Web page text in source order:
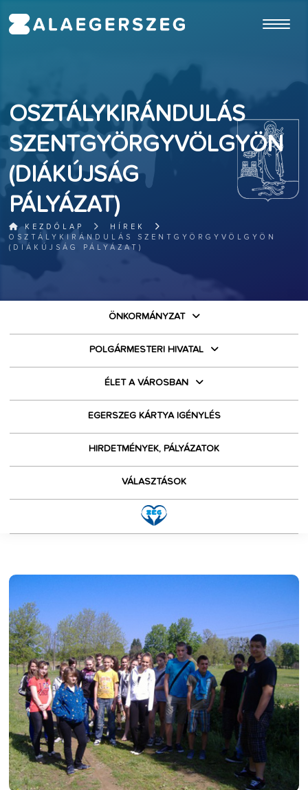
OSZTÁLYKIRÁNDULÁS
SZENTGYÖRGYVÖLGYÖN
(DIÁKÚJSÁG
PÁLYÁZAT)
KEZDŐLAP
HÍREK
OSZTÁLYKIRÁNDULÁS SZENTGYÖRGYVÖLGYÖN
(DIÁKÚJSÁG PÁLYÁZAT)
ÖNKORMÁNYZAT
POLGÁRMESTERI HIVATAL
ÉLET A VÁROSBAN
EGERSZEG KÁRTYA IGÉNYLÉS
HIRDETMÉNYEK, PÁLYÁZATOK
VÁLASZTÁSOK